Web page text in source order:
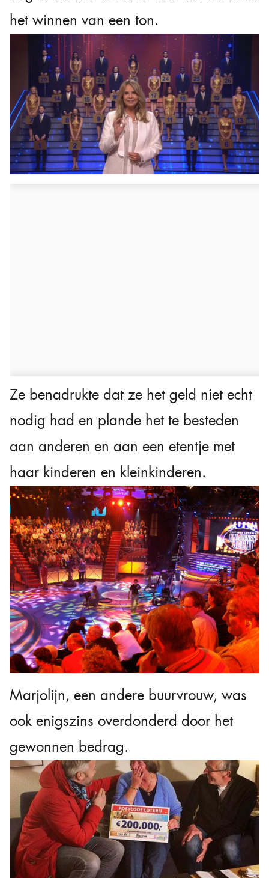
het winnen van een ton.
Ze benadrukte dat ze het geld niet echt
nodig had en plande het te besteden
aan anderen en aan een etentje met
haar kinderen en kleinkinderen.
Marjolijn, een andere buurvrouw, was
ook enigszins overdonderd door het
gewonnen bedrag.